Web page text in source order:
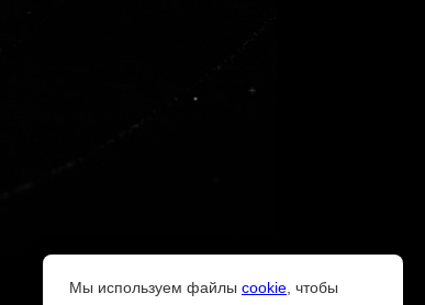
Мы используем файлы cookie , чтобы